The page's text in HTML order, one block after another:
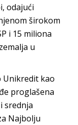
odajući
širokom
i 15 miliona
u
Unikredit kao
proglašena
srednja
Najbolju